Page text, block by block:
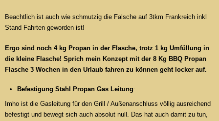
Beachtlich ist auch wie schmutzig die Falsche auf 3tkm Frankreich inkl
Stand Fahrten geworden ist!
Ergo sind noch 4 kg Propan in der Flasche, trotz 1 kg Umfüllung in
die kleine Flasche! Sprich mein Konzept mit der 8 Kg BBQ Propan
Flasche 3 Wochen in den Urlaub fahren zu können geht locker auf.
Befestigung Stahl Propan Gas Leitung:
Imho ist die Gasleitung für den Grill / Außenanschluss völlig ausreichend
befestigt und bewegt sich auch absolut null. Das hat auch damit zu tun,